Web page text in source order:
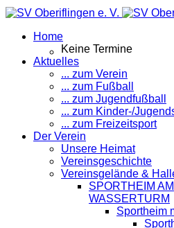
Home
Keine Termine
Aktuelles
... zum Verein
... zum Fußball
... zum Jugendfußball
... zum Kinder-/
... zum Freizeitsport
Der Verein
Unsere Heimat
Vereinsgeschichte
Vereinsgelände &
SPORTHEIM AM
WASSERTURM
Sportheim